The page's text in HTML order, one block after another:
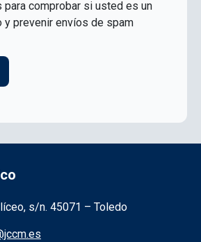
para comprobar si usted es un
y prevenir envíos de spam
la institución
s/n. 45071 – Toledo